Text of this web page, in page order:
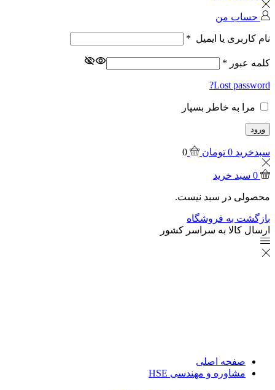
حساب من
نام کاربری یا ایمیل *
کلمه عبور *
Lost password?
مرا به خاطر بسپار
ورود
سبدخرید 0 تومان 0
0 سبد خرید
محصولی در سبد نیست.
بازگشت به فروشگاه
ارسال کالا به سراسر کشور
صفحه اصلی
مشاوره و مهندسی HSE